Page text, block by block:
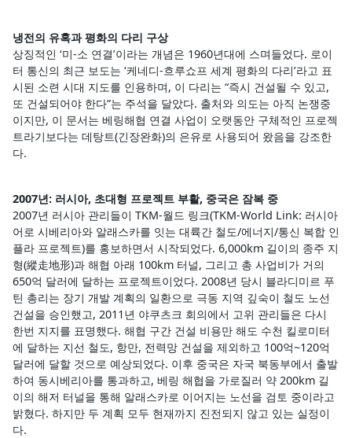
냉전의 유혹과 평화의 다리 구상
상징적인 ‘미-소 연결’이라는 개념은 1960년대에 스며들었다. 로이
터 통신의 최근 보도는 ‘케네디-흐루쇼프 세계 평화의 다리’라고 표
시된 소련 시대 지도를 인용하며, 이 다리는 “즉시 건설될 수 있고,
또 건설되어야 한다”는 주석을 달았다. 출처와 의도는 아직 논쟁중
이지만, 이 문서는 베링해협 연결 사업이 오랫동안 구체적인 프로젝
트라기보다는 데탕트(긴장완화)의 은유로 사용되어 왔음을 강조한
다.
2007년: 러시아, 초대형 프로젝트 부활, 중국은 잠복 중
2007년 러시아 관리들이 TKM-월드 링크(TKM-World Link: 러시아
어로 시베리아와 알래스카를 잇는 대륙간 철도/에너지/통신 복합 인
플라 프로젝트)를 홍보하면서 시작되었다. 6,000km 길이의 종주 지
형(縱走地形)과 해협 아래 100km 터널, 그리고 총 사업비가 거의
650억 달러에 달하는 프로젝트이었다. 2008년 당시 블라디미르 푸
틴 총리는 장기 개발 계획의 일환으로 극동 지역 깊숙이 철도 노선
건설을 승인했고, 2011년 야쿠츠크 회의에서 고위 관리들은 다시
한번 지지를 표명했다. 해협 구간 건설 비용만 해도 수천 킬로미터
에 달하는 지선 철도, 항만, 전력망 건설을 제외하고 100억~120억
달러에 달할 것으로 예상되었다. 이후 중국은 자국 북동부에서 출발
하여 동시베리아를 통과하고, 베링 해협을 가로질러 약 200km 길
이의 해저 터널을 통해 알래스카로 이어지는 노선을 검토 중이라고
밝혔다. 하지만 두 계획 모두 현재까지 진전되지 않고 있는 실정이
다.